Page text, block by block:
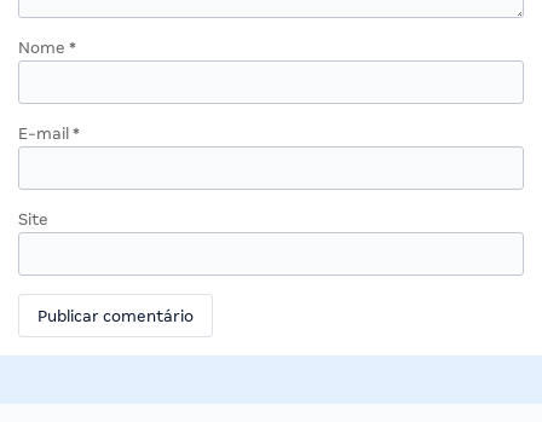
Nome *
E-mail *
Site